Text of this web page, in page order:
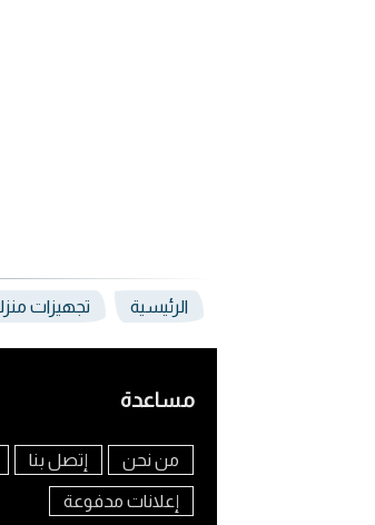
الرئيسية تجهيزات
مساعدة
من نحن إتصل بنا
إعلانات مدفوعة